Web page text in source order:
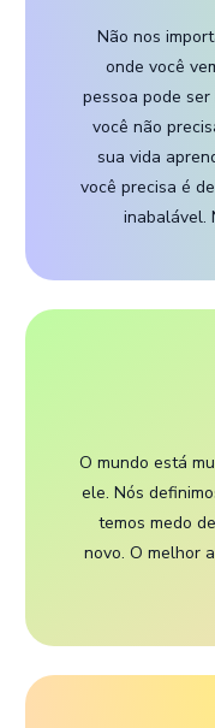
Não nos
onde você
pessoa pode
você não
sua vida
você precisa é
inabalável.
O mundo está
ele. Nós
temos medo
novo. O melhor